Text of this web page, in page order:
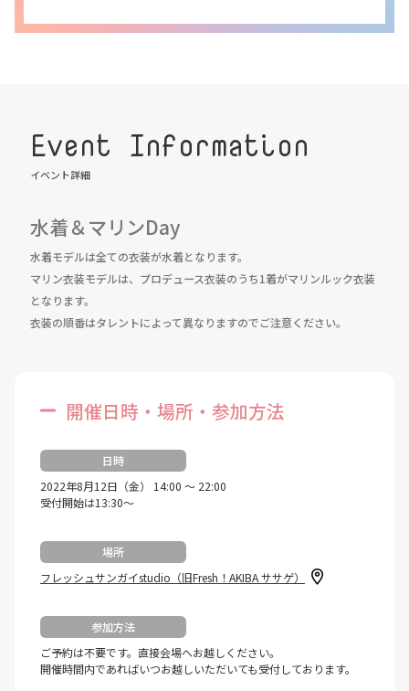
Event Information
イベント詳細
水着＆マリンDay
水着モデルは全ての衣装が水着となります。
マリン衣装モデルは、プロデュース衣装のうち1着がマリンルック衣装
となります。
衣装の順番はタレントによって異なりますのでご注意ください。
開催日時・場所・参加方法
日時
2022年8月12日（金） 14:00 ～ 22:00
受付開始は13:30～
場所
フレッシュサンガイstudio（旧Fresh！AKIBA ササゲ）
参加方法
ご予約は不要です。直接会場へお越しください。
開催時間内であればいつお越しいただいても受付しております。